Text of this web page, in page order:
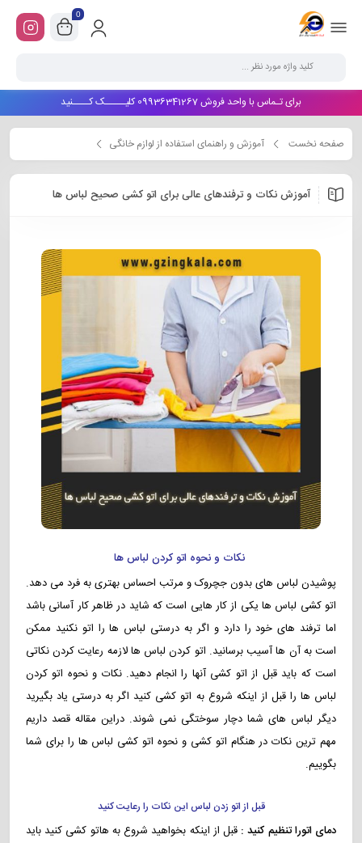
0
برای تـماس با واحد فروش 09936341267 کلیـــــک کــــنید
صفحه نخست آموزش و راهنمای استفاده از لوازم خانگی
آموزش نکات و ترفندهای عالی برای اتو کشی صحیح لباس ها
آموزش نکات و ترفندهای عالی برای اتو کشی صحیح لباس ها
نکات و نحوه اتو کردن لباس ها
پوشیدن لباس های بدون جچروک و مرتب احساس بهتری به فرد می دهد.
اتو کشی لباس ها یکی از کار هایی است که شاید در ظاهر کار آسانی باشد
اما ترفند های خود را دارد و اگر به درستی لباس ها را اتو نکنید ممکن
است به آن ها آسیب برسانید. اتو کردن لباس ها لازمه رعایت کردن نکاتی
است که باید قبل از اتو کشی آنها را انجام دهید. نکات و نحوه اتو کردن
لباس ها را قبل از اینکه شروع به اتو کشی کنید اگر به درستی یاد بگیرید
دیگر لباس های شما دچار سوختگی نمی شوند. دراین مقاله قصد داریم
مهم ترین نکات در هنگام اتو کشی و نحوه اتو کشی لباس ها را برای شما
بگوییم.
قبل از اتو زدن لباس این نکات را رعایت کنید
دمای اتورا تنظیم کنید :قبل از اینکه بخواهید شروع به هاتو کشی کنید باید